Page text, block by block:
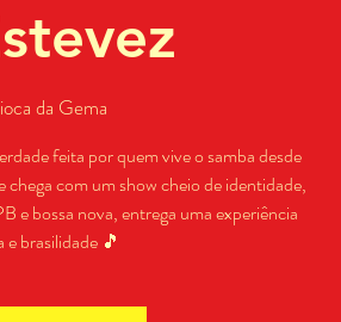
da Gema
feita por quem vive o samba desde
chega com um show cheio de identidade,
e bossa nova, entrega uma experiência
brasilidade 🎵